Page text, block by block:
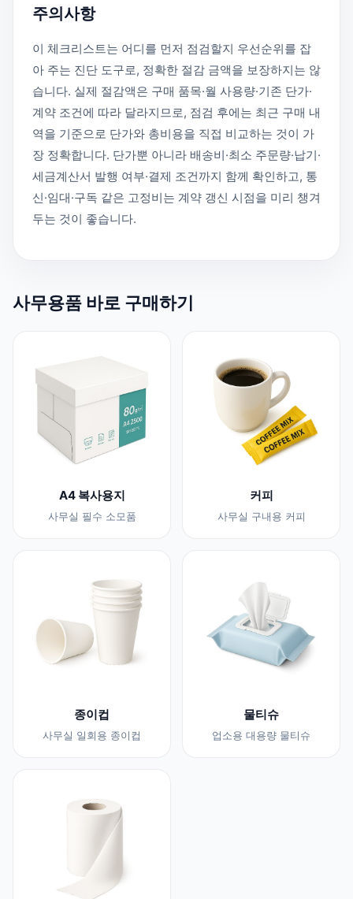
주의사항
이 체크리스트는 어디를 먼저 점검할지 우선순위를 잡
아 주는 진단 도구로, 정확한 절감 금액을 보장하지는 않
습니다. 실제 절감액은 구매 품목·월 사용량·기존 단가·
계약 조건에 따라 달라지므로, 점검 후에는 최근 구매 내
역을 기준으로 단가와 총비용을 직접 비교하는 것이 가
장 정확합니다. 단가뿐 아니라 배송비·최소 주문량·납기·
세금계산서 발행 여부·결제 조건까지 함께 확인하고, 통
신·임대·구독 같은 고정비는 계약 갱신 시점을 미리 챙겨
두는 것이 좋습니다.
사무용품 바로 구매하기
A4 복사용지
사무실 필수 소모품
커피
사무실 구내용 커피
종이컵
사무실 일회용 종이컵
물티슈
업소용 대용량 물티슈